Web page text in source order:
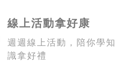
線上活動拿好康
週週線上活動，陪你學知
識拿好禮